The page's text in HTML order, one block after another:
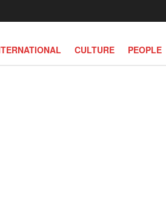
CULTURE PEOPLE